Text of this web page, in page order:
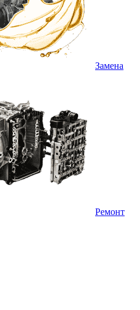
Замена
Ремонт